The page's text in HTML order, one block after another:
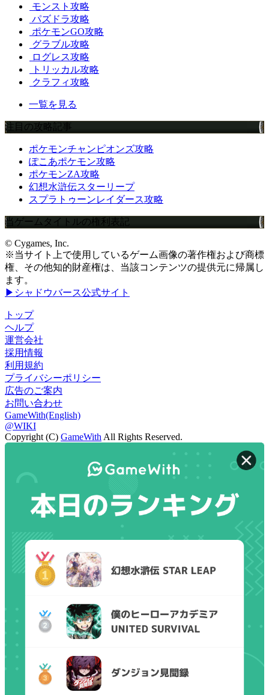
モンスト攻略
パズドラ攻略
ポケモンGO攻略
グラブル攻略
ログレス攻略
トリッカル攻略
クラフィ攻略
一覧を見る
注目の攻略記事
ポケモンチャンピオンズ攻略
ぽこあポケモン攻略
ポケモンZA攻略
幻想水滸伝スターリープ
スプラトゥーンレイダース攻略
当ゲームタイトルの権利表記
© Cygames, Inc.
※当サイト上で使用しているゲーム画像の著作権および商標
権、その他知的財産権は、当該コンテンツの提供元に帰属し
ます。
▶シャドウバース公式サイト
トップ
ヘルプ
運営会社
採用情報
利用規約
プライバシーポリシー
広告のご案内
お問い合わせ
GameWith(English)
@WIKI
Copyright (C) GameWith All Rights Reserved.